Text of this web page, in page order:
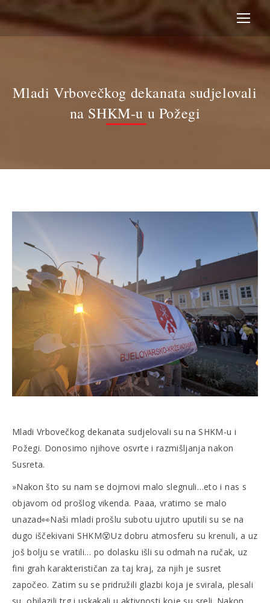
Mladi Vrbovečkog dekanata sudjelovali
na SHKM-u u Požegi
Mladi Vrbovečkog dekanata sudjelovali su na SHKM-u i
Požegi. Donosimo njihove osvrte i razmišljanja nakon
Susreta.
»Nakon što su nam se dojmovi malo slegnuli…eto i nas s
objavom od prošlog vikenda. Paaa, vratimo se malo
unazad👀Naši mladi prošlu subotu ujutro uputili su se na
dugo iščekivani SHKM😵Uz dobru atmosferu su krenuli, a uz
još bolju se vratili… po dolasku išli su odmah na ručak, uz
fini grah karakterističan za taj kraj, za njih je susret
započeo. Zatim su se pridružili glazbi koja je svirala, plesali